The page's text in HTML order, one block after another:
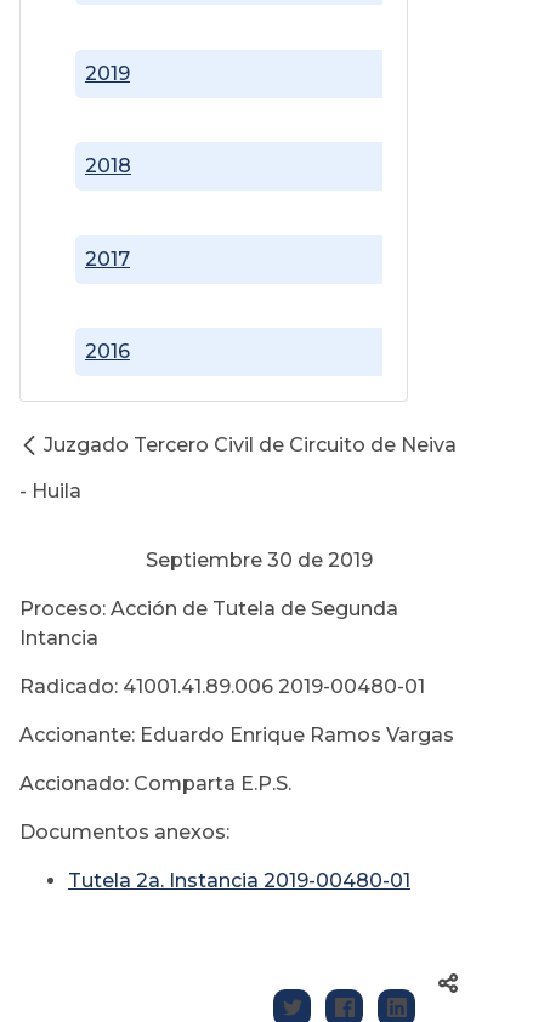
2016
2017
2018
2019
Juzgado Tercero Civil de Circuito de Neiva
- Huila
Septiembre 30 de 2019
Proceso: Acción de Tutela de Segunda
Intancia
Radicado: 41001.41.89.006 2019-00480-01
Accionante: Eduardo Enrique Ramos Vargas
Accionado: Comparta E.P.S.
Documentos anexos:
Tutela 2a. Instancia 2019-00480-01